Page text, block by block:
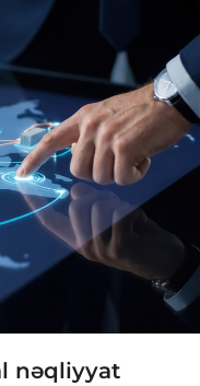
nəqliyyat